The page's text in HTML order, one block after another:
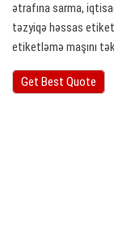
ətrafına sarma,
təzyiqə həssas
etiketləmə maşını
Get Best Quote